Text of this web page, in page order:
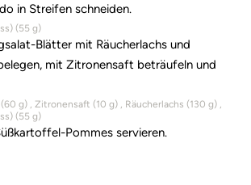
in Streifen schneiden.
(55 g)
Blätter mit Räucherlachs und
mit Zitronensaft beträufeln und
60 g) Zitronensaft (10 g) Räucherlachs (130 g)
(55 g)
Pommes servieren.